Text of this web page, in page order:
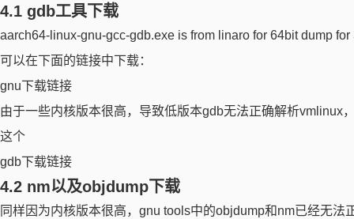
4.1 gdb工具下载
aarch64-linux-gnu-gcc-gdb.exe is from linaro for 64bit dump
可以在下面的链接中下载：
gnu下载链接
由于一些内核版本很高，导致低版本gdb无法正确解析vmlinux
这个
gdb下载链接
4.2 nm以及objdump下载
同样因为内核版本很高，gnu tools中的objdump和nm已经无法